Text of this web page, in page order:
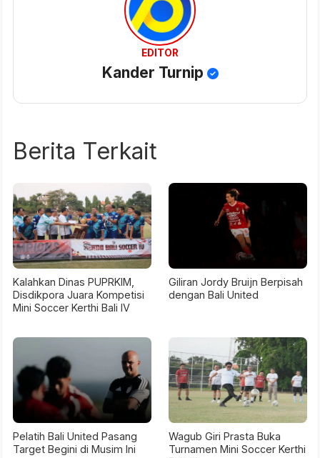
EDITOR
Kander Turnip
Berita Terkait
Kalahkan Dinas PUPRKIM,
Disdikpora Juara Kompetisi
Mini Soccer Kerthi Bali IV
Giliran Jordy Bruijn Berpisah
dengan Bali United
Pelatih Bali United Pasang
Target Begini di Musim Ini
Wagub Giri Prasta Buka
Turnamen Mini Soccer Kerthi